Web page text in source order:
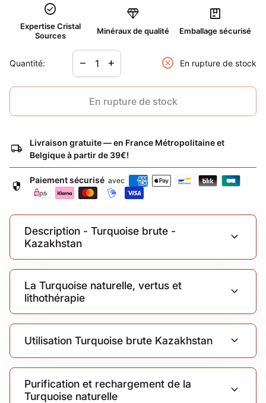
check_circle
Expertise Cristal
Sources
diamond
Minéraux de qualité
package
Emballage sécurisé
Quantité:
Diminuer la quantité pour
remove
Augmenter la quantité pour
add cancel En rupture de stock
En rupture de stock
local_shipping
Livraison gratuite — en France Métropolitaine et
Belgique à partir de 39€!
security Paiement sécurisé avec
Description - Turquoise brute -
Kazakhstan
expand_more
La Turquoise naturelle, vertus et
lithothérapie
expand_more
Utilisation Turquoise brute Kazakhstan expand_more
Purification et rechargement de la
Turquoise naturelle
expand_more